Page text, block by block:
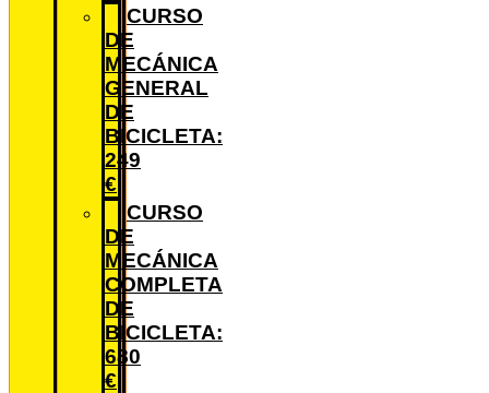
CURSO
DE
MECÁNICA
GENERAL
DE
BICICLETA:
249
€
CURSO
DE
MECÁNICA
COMPLETA
DE
BICICLETA:
680
€